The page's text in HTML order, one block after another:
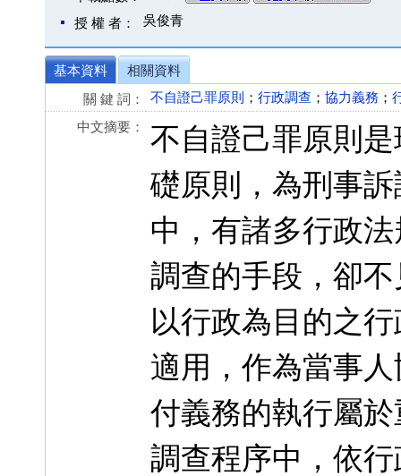
授 權 者： 吳俊青
基本資料
相關資料
關 鍵 詞：
不自證己罪原則 ； 行政調查 ； 協力義務 ；
中文摘要：
不自證己罪原則
礎原則，為刑事
中，有諸多行政
調查的手段，卻
以行政為目的之
適用，作為當事
付義務的執行屬
調查程序中，依